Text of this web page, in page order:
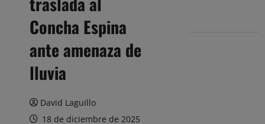
Concha Espina
ante amenaza de
lluvia
David Laguillo
18 de diciembre de 2025